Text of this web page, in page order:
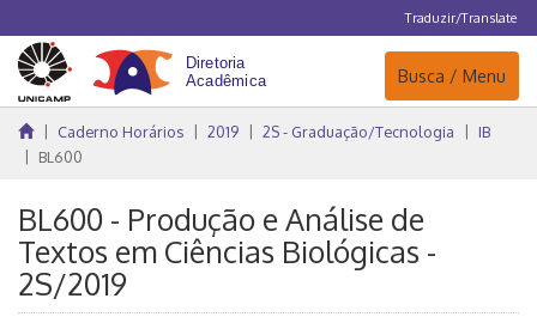
Traduzir/Translate
Navegação
Busca / Menu
Caderno Horários 2019 2S - Graduação/Tecnologia
IB
BL600
BL600 - Produção e Análise de
Textos em Ciências Biológicas -
2S/2019